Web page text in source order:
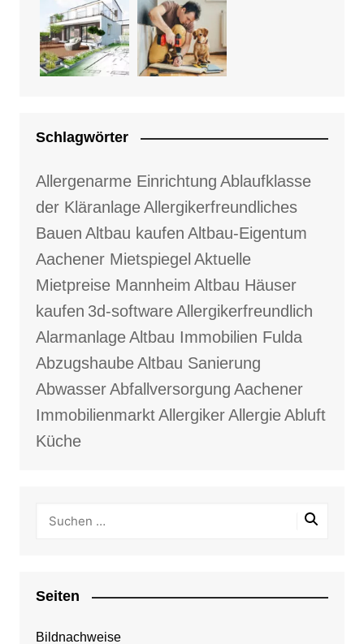
Schlagwörter
Allergenarme Einrichtung Ablaufklasse
der KläranlageAllergikerfreundliches
Bauen Altbau kaufen Altbau-Eigentum
Aachener Mietspiegel Aktuelle
Mietpreise Mannheim Altbau Häuser
kaufen 3d-softwareAllergikerfreundlich
AlarmanlageAltbau Immobilien Fulda
AbzugshaubeAltbau Sanierung
AbwasserAbfallversorgung Aachener
ImmobilienmarktAllergikerAllergieAbluft
Küche
Seiten
Bildnachweise